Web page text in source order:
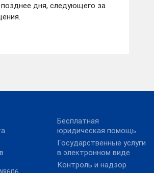
дня, следующего за
Бесплатная
юридическая помощь
Государственные услуги
в электронном виде
Контроль и надзор